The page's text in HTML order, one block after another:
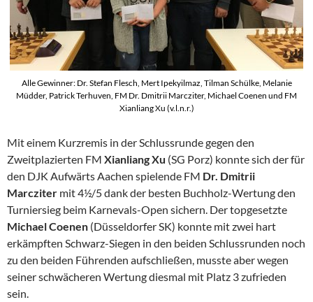
Alle Gewinner: Dr. Stefan Flesch, Mert Ipekyilmaz, Tilman Schülke, Melanie
Müdder, Patrick Terhuven, FM Dr. Dmitrii Marcziter, Michael Coenen und FM
Xianliang Xu (v.l.n.r.)
Mit einem Kurzremis in der Schlussrunde gegen den
Zweitplazierten FM Xianliang Xu (SG Porz) konnte sich der für
den DJK Aufwärts Aachen spielende FM Dr. Dmitrii
Marcziter mit 4½/5 dank der besten Buchholz-Wertung den
Turniersieg beim Karnevals-Open sichern. Der topgesetzte
Michael Coenen (Düsseldorfer SK) konnte mit zwei hart
erkämpften Schwarz-Siegen in den beiden Schlussrunden noch
zu den beiden Führenden aufschließen, musste aber wegen
seiner schwächeren Wertung diesmal mit Platz 3 zufrieden
sein.